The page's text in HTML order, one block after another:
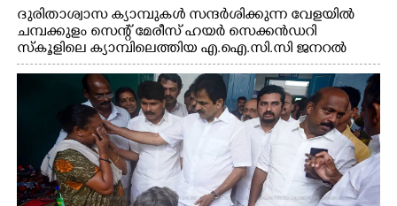
ദുരിതാശ്വാസ ക്യാമ്പുകൾ സന്ദർശിക്കുന്ന വേളയിൽ
ചമ്പക്കുളം സെന്റ് മേരീസ് ഹയർ സെക്കൻഡറി
സ്കൂളിലെ ക്യാമ്പിലെത്തിയ എ.ഐ.സി.സി ജനറൽ
സെക്രട്ടറി കെ.സി വേണുഗോപാൽ എം.പി കുരുന്നിനെ
എടുത്ത് ലാളിച്ചപ്പോൾ. സഹകരണ-എക്സൈസ്
വകുപ്പ് മന്ത്രി എം. ലിജു, കൃഷിവകുപ്പ് മന്ത്രി ടി. സിദ്ദിഖ്,
റെജി ചെറിയാൻ എം. എൽ. എ എന്നിവർ സമീപം